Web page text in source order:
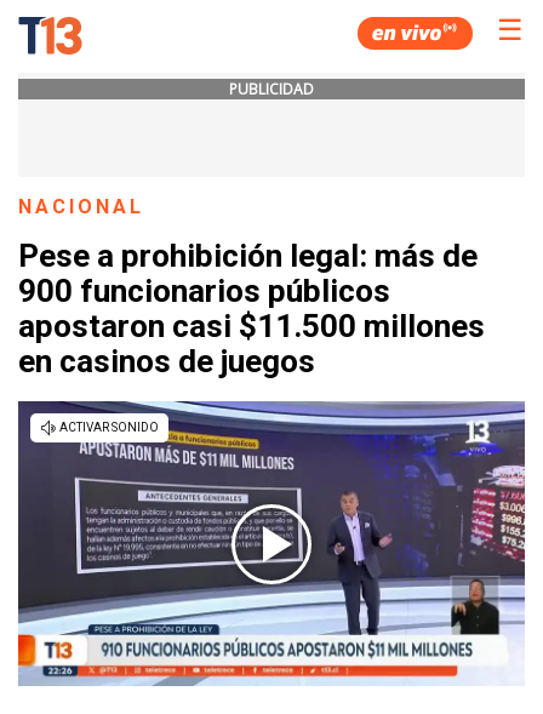
☰
PUBLICIDAD
NACIONAL
Pese a prohibición legal: más de
900 funcionarios públicos
apostaron casi $11.500 millones
en casinos de juegos